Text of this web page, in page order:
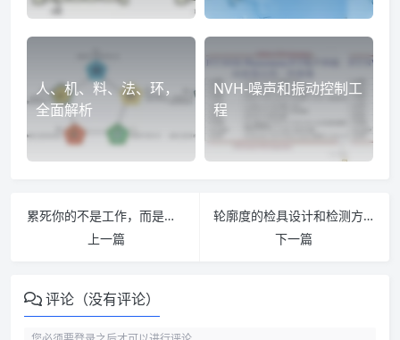
人、机、料、法、环，
全面解析
NVH-噪声和振动控制工
程
累死你的不是工作，而是工作方法！
上一篇
轮廓度的检具设计和检测方法
下一篇
评论（没有评论）